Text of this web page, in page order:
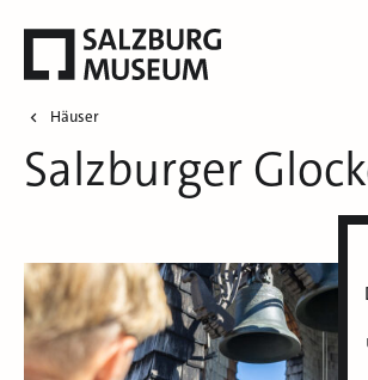
Häuser
Salzburger